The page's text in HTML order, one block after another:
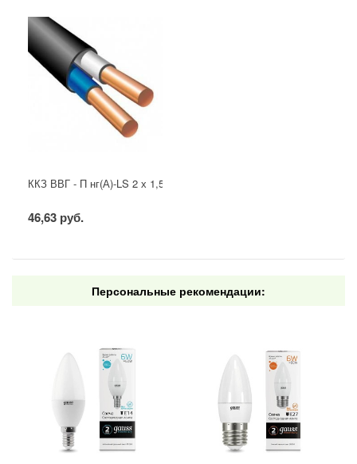
ККЗ ВВГ - П нг(А)-LS 2 х 1,5 ГОСТ
46,63 руб.
Персональные рекомендации: